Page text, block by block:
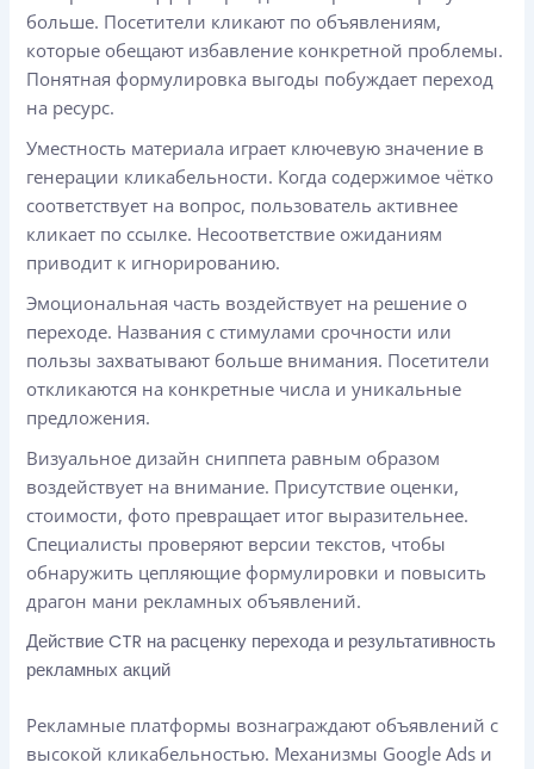
больше. Посетители кликают по объявлениям,
которые обещают избавление конкретной проблемы.
Понятная формулировка выгоды побуждает переход
на ресурс.
Уместность материала играет ключевую значение в
генерации кликабельности. Когда содержимое чётко
соответствует на вопрос, пользователь активнее
кликает по ссылке. Несоответствие ожиданиям
приводит к игнорированию.
Эмоциональная часть воздействует на решение о
переходе. Названия с стимулами срочности или
пользы захватывают больше внимания. Посетители
откликаются на конкретные числа и уникальные
предложения.
Визуальное дизайн сниппета равным образом
воздействует на внимание. Присутствие оценки,
стоимости, фото превращает итог выразительнее.
Специалисты проверяют версии текстов, чтобы
обнаружить цепляющие формулировки и повысить
драгон мани рекламных объявлений.
Действие CTR на расценку перехода и результативность
рекламных акций
Рекламные платформы вознаграждают объявлений с
высокой кликабельностью. Механизмы Google Ads и